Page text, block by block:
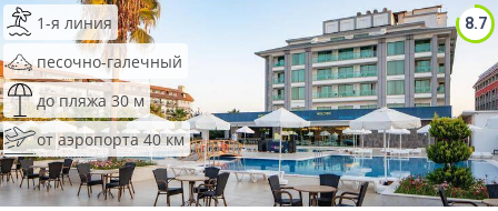
8.7
1-я линия
песочно-галечный
до пляжа 30 м
от аэропорта 40 км
Сетевые отели Сейшел
Сетевые отели Маврикия